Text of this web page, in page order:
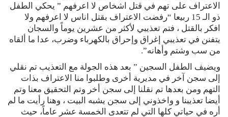
الاعتراف على تهم في قتل اشخاص لا اعرفهم ” يحكي الطفل
ذو الـ 15 ربيعا “رفضت الاعتراف بقتل اناس لا اعرفهم ولا
افكر بالقتل ، فتم تعذيبي لأكثر من عشرين يوماً والسجان
يتفنن في تعذيبي إغراق وإحراق بالكهرباء وضرب، عدا ما ألقاه
من سب وشتم وأهانه”.
ويضيف الطفل السجين ” بعد هذه الجولة مع التعذيب تم نقلي
إلى سجن آخر في مديرية أخرى وطلبوا منا الاعتراف بذات
التهم ومن بعدها تم نقلنا إلى سجن أخر وتم التحقيق معنا وتم
أيضا تعذيبنا و واخذوني إلى سجن يشبه البيت ، وهنا رأيت ما لم
أره في حياتي كلها التي لم تتعدى الخمسة عشر عاماً، حيث